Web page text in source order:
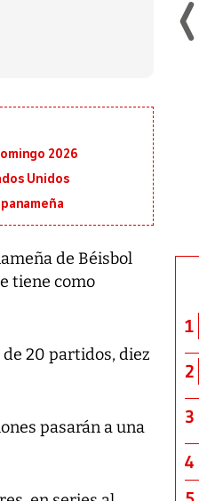
2026
Unidos
de Béisbol
tiene como
20 partidos, diez
pasarán a una
y escuetas
este domingo su
1
2
3
4